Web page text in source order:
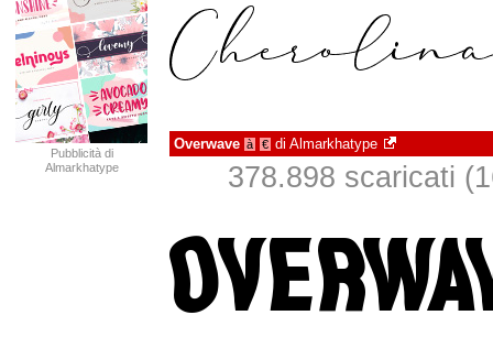
Pubblicità di
Almarkhatype
Overwave à € di Almarkhatype
378.898 scaricati